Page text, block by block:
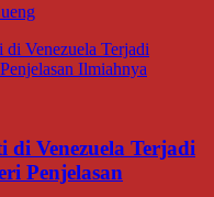
di Venezuela Terjadi
Penjelasan